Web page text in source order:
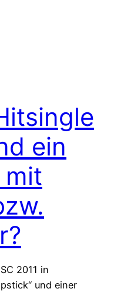
ein
mit
2011 in
und einer